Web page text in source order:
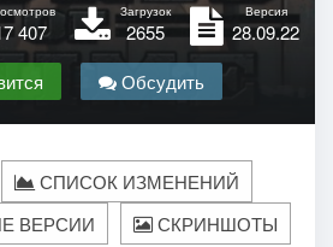
407
Загрузок
2655
Версия
28.09.22
Обсудить
СПИСОК ИЗМЕНЕНИЙ
ВЕРСИИ
СКРИНШОТЫ